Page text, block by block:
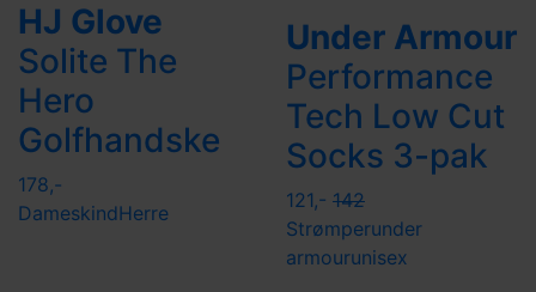
HJ Glove
Solite The
Hero
Golfhandske
178,-
DameskindHerre
Under Armour
Performance
Tech Low Cut
Socks 3-pak
121,- 142
Strømperunder
armourunisex